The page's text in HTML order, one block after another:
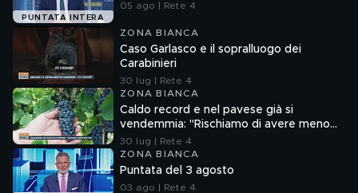
PUNTATA INTERA
05 ago | Rete 4
ZONA BIANCA
Caso Garlasco e il sopralluogo dei
Carabinieri
30 lug | Rete 4
ZONA BIANCA
Caldo record e nel pavese già si
vendemmia: "Rischiamo di avere meno
vino"
30 lug | Rete 4
ZONA BIANCA
Puntata del 3 agosto
03 ago | Rete 4